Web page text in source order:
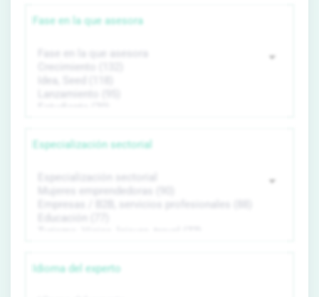
Fase en la que asesora
Especialización sectorial
Idioma del experto